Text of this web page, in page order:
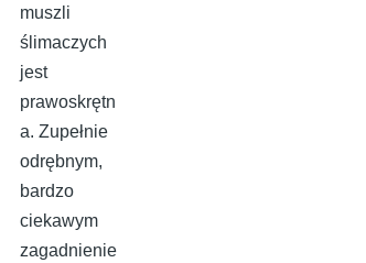
muszli
ślimaczych
jest
prawoskrętn
a. Zupełnie
odrębnym,
bardzo
ciekawym
zagadnienie